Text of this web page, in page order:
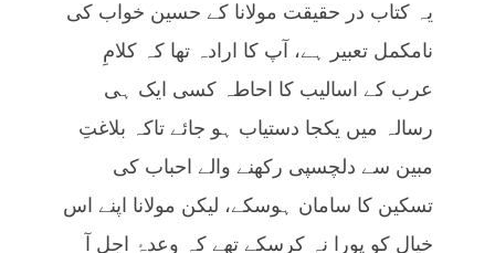
یہ کتاب در حقیقت مولانا کے حسین خواب کی
نامکمل تعبیر ہے، آپ کا ارادہ تھا کہ کلامِ
عرب کے اسالیب کا احاطہ کسی ایک ہی
رسالہ میں یکجا دستیاب ہو جائے تاکہ بلاغتِ
مبین سے دلچسپی رکھنے والے احباب کی
تسکین کا سامان ہوسکے، لیکن مولانا اپنے اس
خیال کو پورا نہ کرسکے تھے کہ وعدۂ اجل آ